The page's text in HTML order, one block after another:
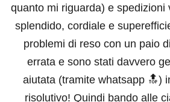
quanto mi riguarda) e spedizioni
splendido, cordiale e
problemi di reso con un paio
errata e sono stati davvero
aiutata (tramite whatsapp 🔝)
risolutivo! Quindi bando alle